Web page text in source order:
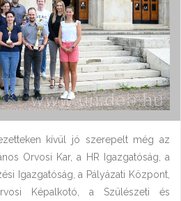
kívül jó szerepelt még az
Orvosi Kar, a HR Igazgatóság, a
Igazgatóság, a Pályázati Központ,
Képalkotó, a Szülészeti és